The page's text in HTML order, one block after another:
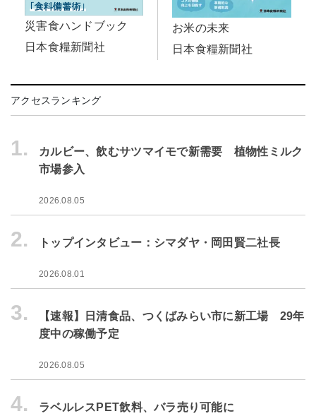
災害食ハンドブック
日本食糧新聞社
お米の未来
日本食糧新聞社
アクセスランキング
1.
カルビー、飲むサツマイモで新需要 植物性ミルク
市場参入
2026.08.05
2. トップインタビュー：シマダヤ・岡田賢二社長
2026.08.01
3.
【速報】日清食品、つくばみらい市に新工場 29年
度中の稼働予定
2026.08.05
4. ラベルレスPET飲料、バラ売り可能に